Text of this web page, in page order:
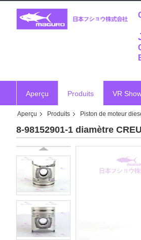
Aperçu Produits VR
Vr
Aperçu Produits Piston de moteur
8-98152901-1 diamètre